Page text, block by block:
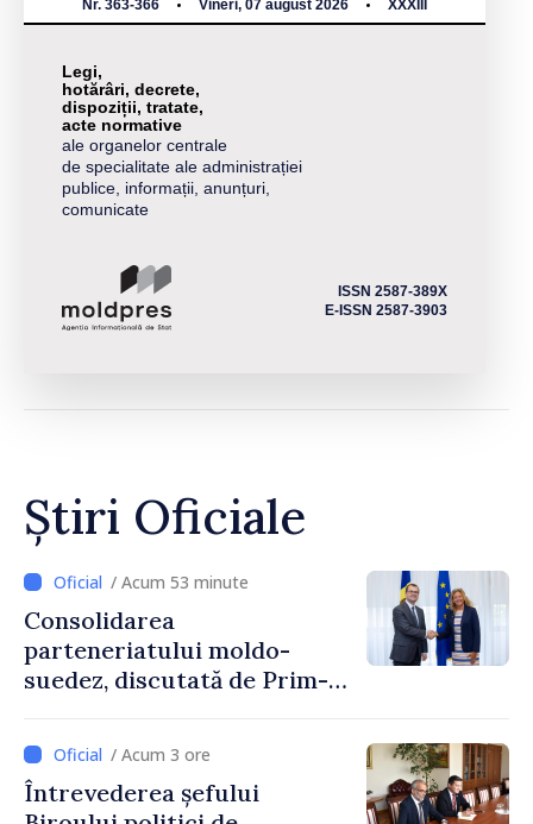
Nr. 363-366 Vineri, 07 august 2026 XXXIII
Legi,
hotărâri, decrete,
dispoziții, tratate,
acte normative
ale organelor centrale
de specialitate ale administrației
publice, informații, anunțuri,
comunicate
ISSN 2587-389X
E-ISSN 2587-3903
Știri Oficiale
/ Acum 53 minute
Consolidarea
parteneriatului moldo-
suedez, discutată de Prim-
Ambasadoarea Suediei,
Petra Lärke/ Acum 3 ore
Întrevederea șefului